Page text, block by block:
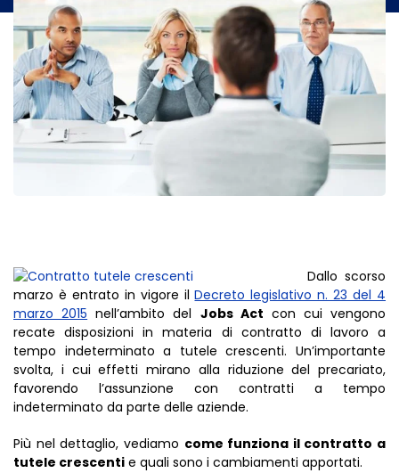
Dallo scorso
marzo è entrato in vigore ilDecreto legislativo n. 23 del 4
marzo 2015 nell’ambito del Jobs Act con cui vengono
recate disposizioni in materia di contratto di lavoro a
tempo indeterminato a tutele crescenti. Un’importante
svolta, i cui effetti mirano alla riduzione del precariato,
favorendo l’assunzione con contratti a tempo
indeterminato da parte delle aziende.
Più nel dettaglio, vediamo come funziona il contratto a
tutele crescenti e quali sono i cambiamenti apportati.